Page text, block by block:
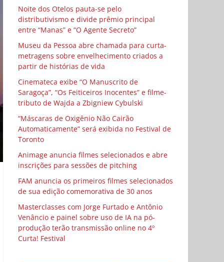
Noite dos Otelos pauta-se pelo
distributivismo e divide prêmio principal
entre “Manas” e “O Agente Secreto”
Museu da Pessoa abre chamada para curta-
metragens sobre envelhecimento criados a
partir de histórias de vida
Cinemateca exibe “O Manuscrito de
Saragoça”, “Os Feiticeiros Inocentes” e filme-
tributo de Wajda a Zbigniew Cybulski
“Máscaras de Oxigênio Não Cairão
Automaticamente” será exibida no Festival de
Toronto
Animage anuncia filmes selecionados e abre
inscrições para sessões de pitching
FAM anuncia os primeiros filmes selecionados
de sua edição comemorativa de 30 anos
Masterclasses com Jorge Furtado e Antônio
Venâncio e painel sobre uso de IA na pó-
produção terão transmissão online no 4º
Curta! Festival